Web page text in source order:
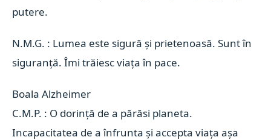
putere.
N.M.G. : Lumea este sigură și prietenoasă. Sunt în
siguranță. Îmi trăiesc viața în pace.
Boala Alzheimer
C.M.P. : O dorință de a părăsi planeta.
Incapacitatea de a înfrunta și accepta viața așa